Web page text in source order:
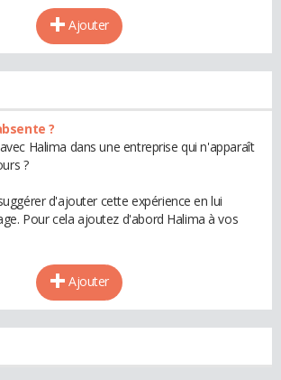
Ajouter
?
Halima dans une entreprise qui n'apparaît
?
d'ajouter cette expérience en lui
Pour cela ajoutez d'abord Halima à vos
Ajouter